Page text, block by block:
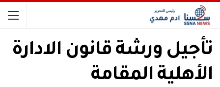
تأجيل ورشة قانون الادارة
الأهلية المقامة